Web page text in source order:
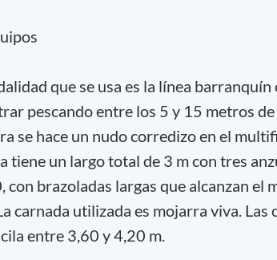
que se usa es la línea
pescando entre los 5 y 15 metros
se hace un nudo corredizo en el
tiene un largo total de 3 m con tres
con brazoladas largas que alcanzan el
carnada utilizada es mojarra viva.
entre 3,60 y 4,20 m.